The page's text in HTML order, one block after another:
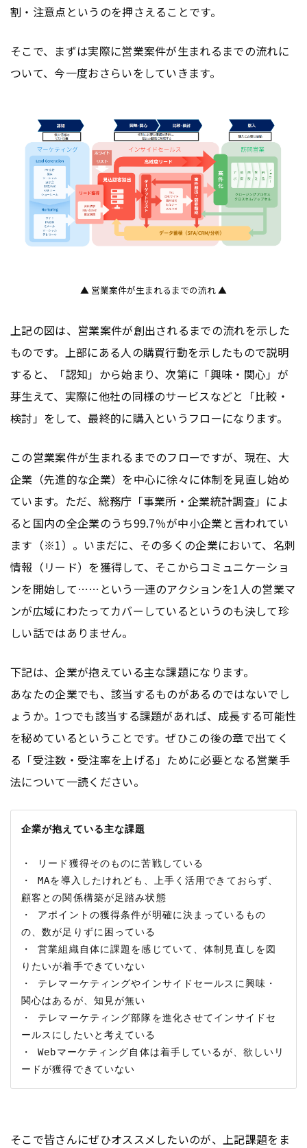
割・注意点というのを押さえることです。
そこで、まずは実際に営業案件が生まれるまでの流れに
ついて、今一度おさらいをしていきます。
▲ 営業案件が生まれるまでの流れ ▲
上記の図は、営業案件が創出されるまでの流れを示した
ものです。上部にある人の購買行動を示したもので説明
すると、「認知」から始まり、次第に「興味・関心」が
芽生えて、実際に他社の同様のサービスなどと「比較・
検討」をして、最終的に購入というフローになります。
この営業案件が生まれるまでのフローですが、現在、大
企業（先進的な企業）を中心に徐々に体制を見直し始め
ています。ただ、総務庁「事業所・企業統計調査」によ
ると国内の全企業のうち99.7％が中小企業と言われてい
ます（※1）。いまだに、その多くの企業において、名刺
情報（リード）を獲得して、そこからコミュニケーショ
ンを開始して……という一連のアクションを1人の営業マ
ンが広域にわたってカバーしているというのも決して珍
しい話ではありません。
下記は、企業が抱えている主な課題になります。
あなたの企業でも、該当するものがあるのではないでし
ょうか。1つでも該当する課題があれば、成長する可能性
を秘めているということです。ぜひこの後の章で出てく
る「受注数・受注率を上げる」ために必要となる営業手
法について一読ください。
企業が抱えている主な課題
・ リード獲得そのものに苦戦している
・ MAを導入したけれども、上手く活用できておらず、
顧客との関係構築が足踏み状態
・ アポイントの獲得条件が明確に決まっているもの
の、数が足りずに困っている
・ 営業組織自体に課題を感じていて、体制見直しを図
りたいが着手できていない
・ テレマーケティングやインサイドセールスに興味・
関心はあるが、知見が無い
・ テレマーケティング部隊を進化させてインサイドセ
ールスにしたいと考えている
・ Webマーケティング自体は着手しているが、欲しいリ
そこで皆さんにぜひオススメしたいのが、上記課題をま